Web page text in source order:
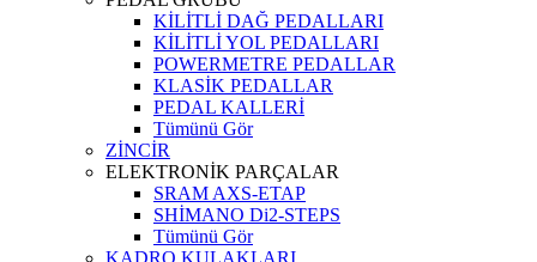
KİLİTLİ DAĞ PEDALLARI
KİLİTLİ YOL PEDALLARI
POWERMETRE PEDALLAR
KLASİK PEDALLAR
PEDAL KALLERİ
Tümünü Gör
ZİNCİR
ELEKTRONİK PARÇALAR
SRAM AXS-ETAP
SHİMANO Di2-STEPS
Tümünü Gör
KADRO KULAKLARI